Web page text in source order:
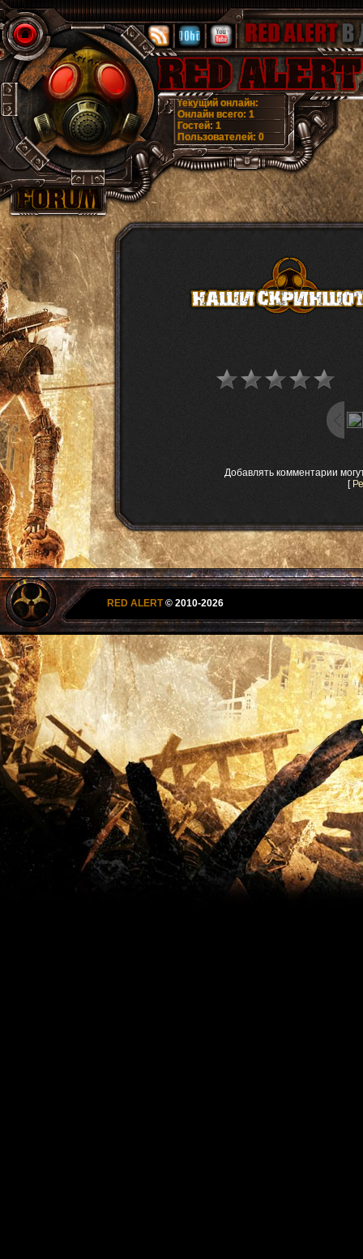
Онлайн всего: 1
Гостей: 1
Пользователей: 0
текущий онлайн:
Добавлять комментарии
[
RED ALERT © 2010-2026